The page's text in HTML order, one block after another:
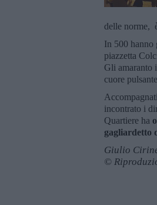
delle norme,
In 500 hanno
piazzetta
Gli amaranto
cuore
incontrato i
Quartiere ha
gagliardetto
Giulio
©